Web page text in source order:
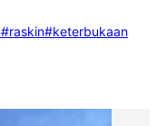
#raskin#keterbukaan